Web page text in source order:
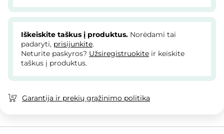
Iškeiskite taškus į produktus. Norėdami tai
padaryti, prisijunkite.
Neturite paskyros? Užsiregistruokite ir keiskite
taškus į produktus.
Garantija ir prekių grąžinimo politika